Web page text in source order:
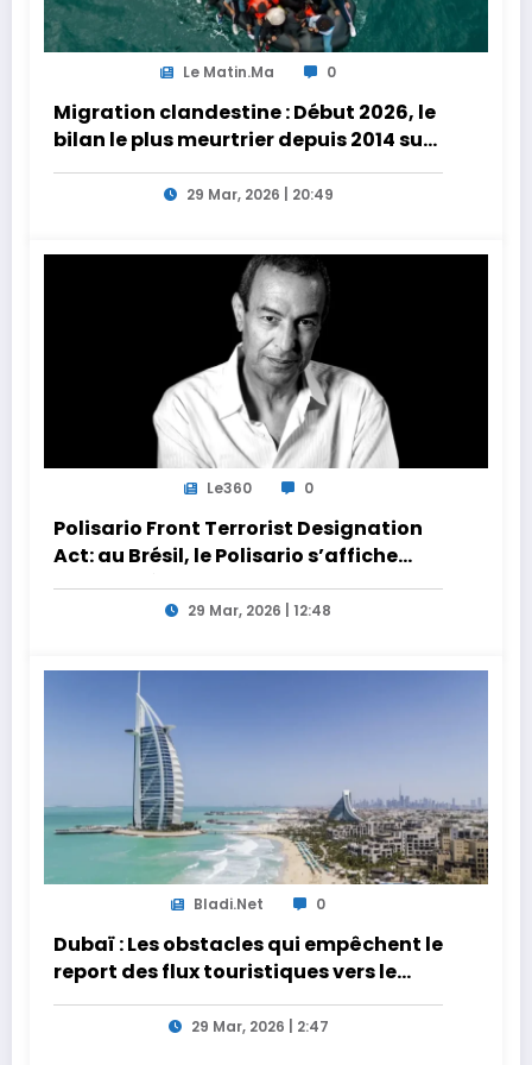
Le Matin.ma 0
Migration clandestine : Début 2026, le
bilan le plus meurtrier depuis 2014 sur
les côtes de l’Afrique du Nord
29 Mar, 2026 | 20:49
Le360 0
Polisario Front Terrorist Designation
Act: au Brésil, le Polisario s’affiche
dans la nébuleuse pro-Iran
29 Mar, 2026 | 12:48
Bladi.net 0
Dubaï : Les obstacles qui empêchent le
report des flux touristiques vers le
Maroc
29 Mar, 2026 | 2:47